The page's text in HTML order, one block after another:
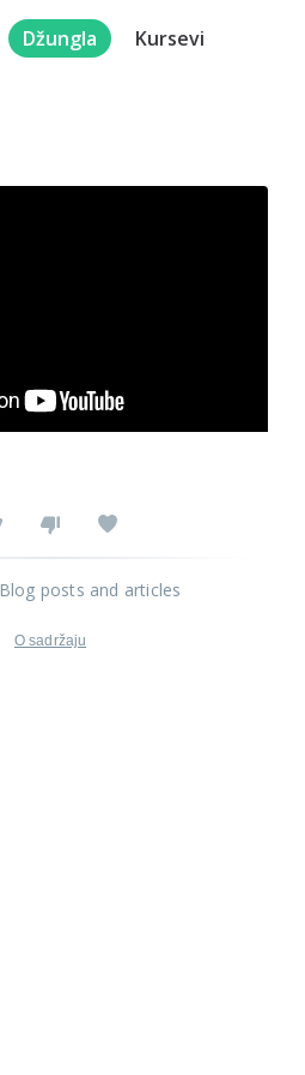
Džungla Kursevi
Blog posts and articles
O sadržaju